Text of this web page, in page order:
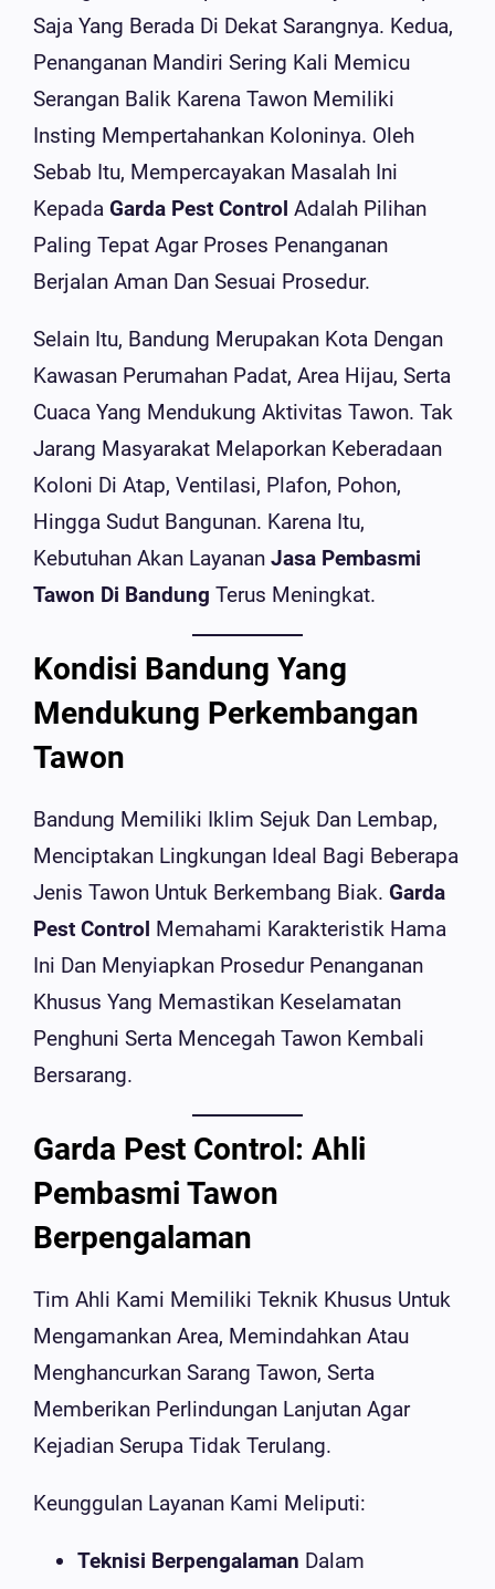
Saja Yang Berada Di Dekat Sarangnya. Kedua,
Penanganan Mandiri Sering Kali Memicu
Serangan Balik Karena Tawon Memiliki
Insting Mempertahankan Koloninya. Oleh
Sebab Itu, Mempercayakan Masalah Ini
Kepada Garda Pest Control Adalah Pilihan
Paling Tepat Agar Proses Penanganan
Berjalan Aman Dan Sesuai Prosedur.
Selain Itu, Bandung Merupakan Kota Dengan
Kawasan Perumahan Padat, Area Hijau, Serta
Cuaca Yang Mendukung Aktivitas Tawon. Tak
Jarang Masyarakat Melaporkan Keberadaan
Koloni Di Atap, Ventilasi, Plafon, Pohon,
Hingga Sudut Bangunan. Karena Itu,
Kebutuhan Akan Layanan Jasa Pembasmi
Tawon Di Bandung Terus Meningkat.
Kondisi Bandung Yang
Mendukung Perkembangan
Tawon
Bandung Memiliki Iklim Sejuk Dan Lembap,
Menciptakan Lingkungan Ideal Bagi Beberapa
Jenis Tawon Untuk Berkembang Biak. Garda
Pest Control Memahami Karakteristik Hama
Ini Dan Menyiapkan Prosedur Penanganan
Khusus Yang Memastikan Keselamatan
Penghuni Serta Mencegah Tawon Kembali
Bersarang.
Garda Pest Control: Ahli
Pembasmi Tawon
Berpengalaman
Tim Ahli Kami Memiliki Teknik Khusus Untuk
Mengamankan Area, Memindahkan Atau
Menghancurkan Sarang Tawon, Serta
Memberikan Perlindungan Lanjutan Agar
Kejadian Serupa Tidak Terulang.
Keunggulan Layanan Kami Meliputi:
Teknisi Berpengalaman Dalam